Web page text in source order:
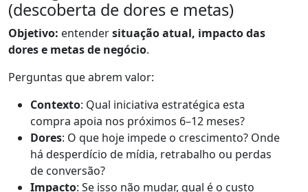
(descoberta de dores e metas)
Objetivo: entendersituação atual, impacto das
dores e metas de negócio.
Perguntas que abrem valor:
Contexto: Qual iniciativa estratégica esta
compra apoia nos próximos 6–12 meses?
Dores: O que hoje impede o crescimento? Onde
há desperdício de mídia, retrabalho ou perdas
de conversão?
Impacto: Se isso não mudar, qual é o custo